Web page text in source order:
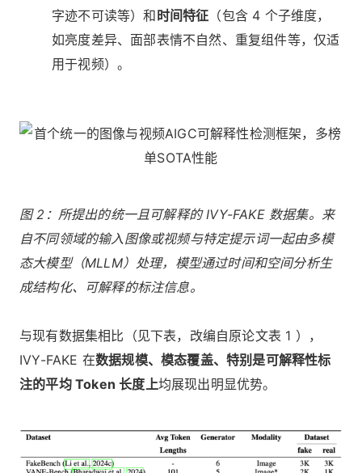
字迹不可读等）和时间特征 （包含 4 个子维度，
如亮度差异、面部表情不自然、重复组件等，仅适
用于视频）。
图 2：所提出的统一且可解释的 IVY-FAKE 数据集。来
自不同领域的输入图像或视频与特定提示词一起由多模
态大模型（MLLM）处理，模型通过时间和空间分析生
成结构化、可解释的标注信息。
与现有数据集相比（见下表，改编自原论文表 1 ），
IVY-FAKE 在数据规模、模态覆盖、特别是可解释性标
注的平均 Token 长度上均展现出明显优势。